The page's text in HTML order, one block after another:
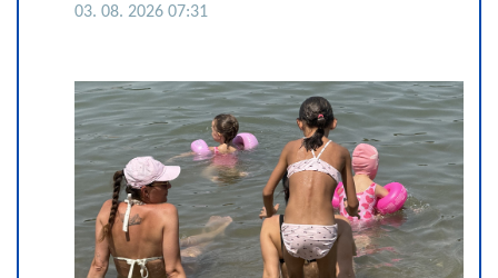
03. 08. 2026 07:31